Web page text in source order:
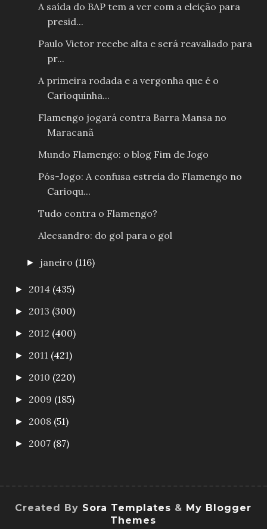
A saída do BAP tem a ver com a eleição para
presid...
Paulo Victor recebe alta e será reavaliado para
pr...
A primeira rodada e a vergonha que é o
Carioquinha...
Flamengo jogará contra Barra Mansa no
Maracanã
Mundo Flamengo: o blog Fim de Jogo
Pós-Jogo: A confusa estreia do Flamengo no
Carioqu...
Tudo contra o Flamengo?
Alecsandro: do gol para o gol
► janeiro (116)
► 2014 (435)
► 2013 (300)
► 2012 (400)
► 2011 (421)
► 2010 (220)
► 2009 (185)
► 2008 (51)
► 2007 (87)
Created By Sora Templates & My Blogger
Themes